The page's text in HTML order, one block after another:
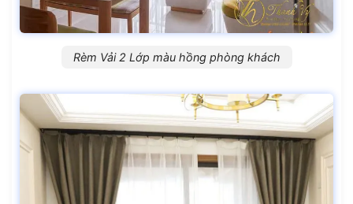
Rèm Vải 2 Lớp màu hồng phòng khách